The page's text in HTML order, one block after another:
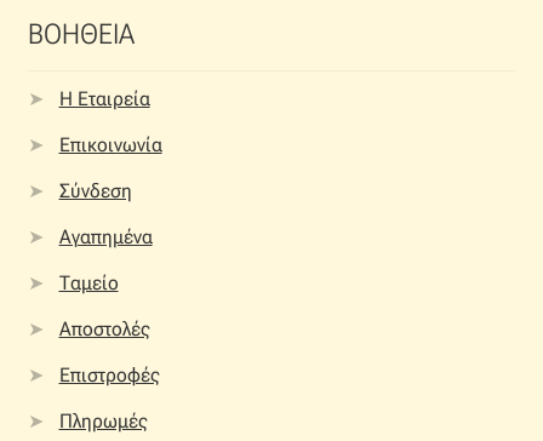
ΒΟΗΘΕΙΑ
Η Εταιρεία
Επικοινωνία
Σύνδεση
Αγαπημένα
Ταμείο
Αποστολές
Επιστροφές
Πληρωμές